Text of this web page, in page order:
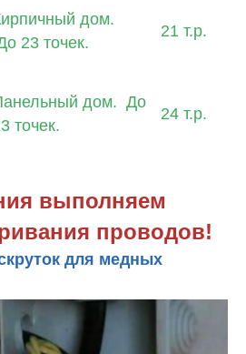
дом.
23 точек.
21 т.р.
дом. До
точек.
24 т.р.
выполняем
проводов!
для медных